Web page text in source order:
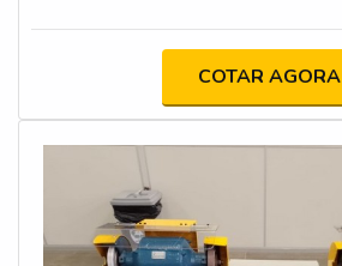
COTAR AGORA